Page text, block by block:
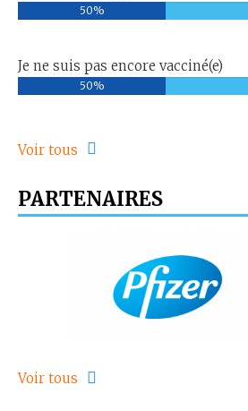
50%
Je ne suis pas encore vacciné(e)
50%
Voir tous
PARTENAIRES
Voir tous